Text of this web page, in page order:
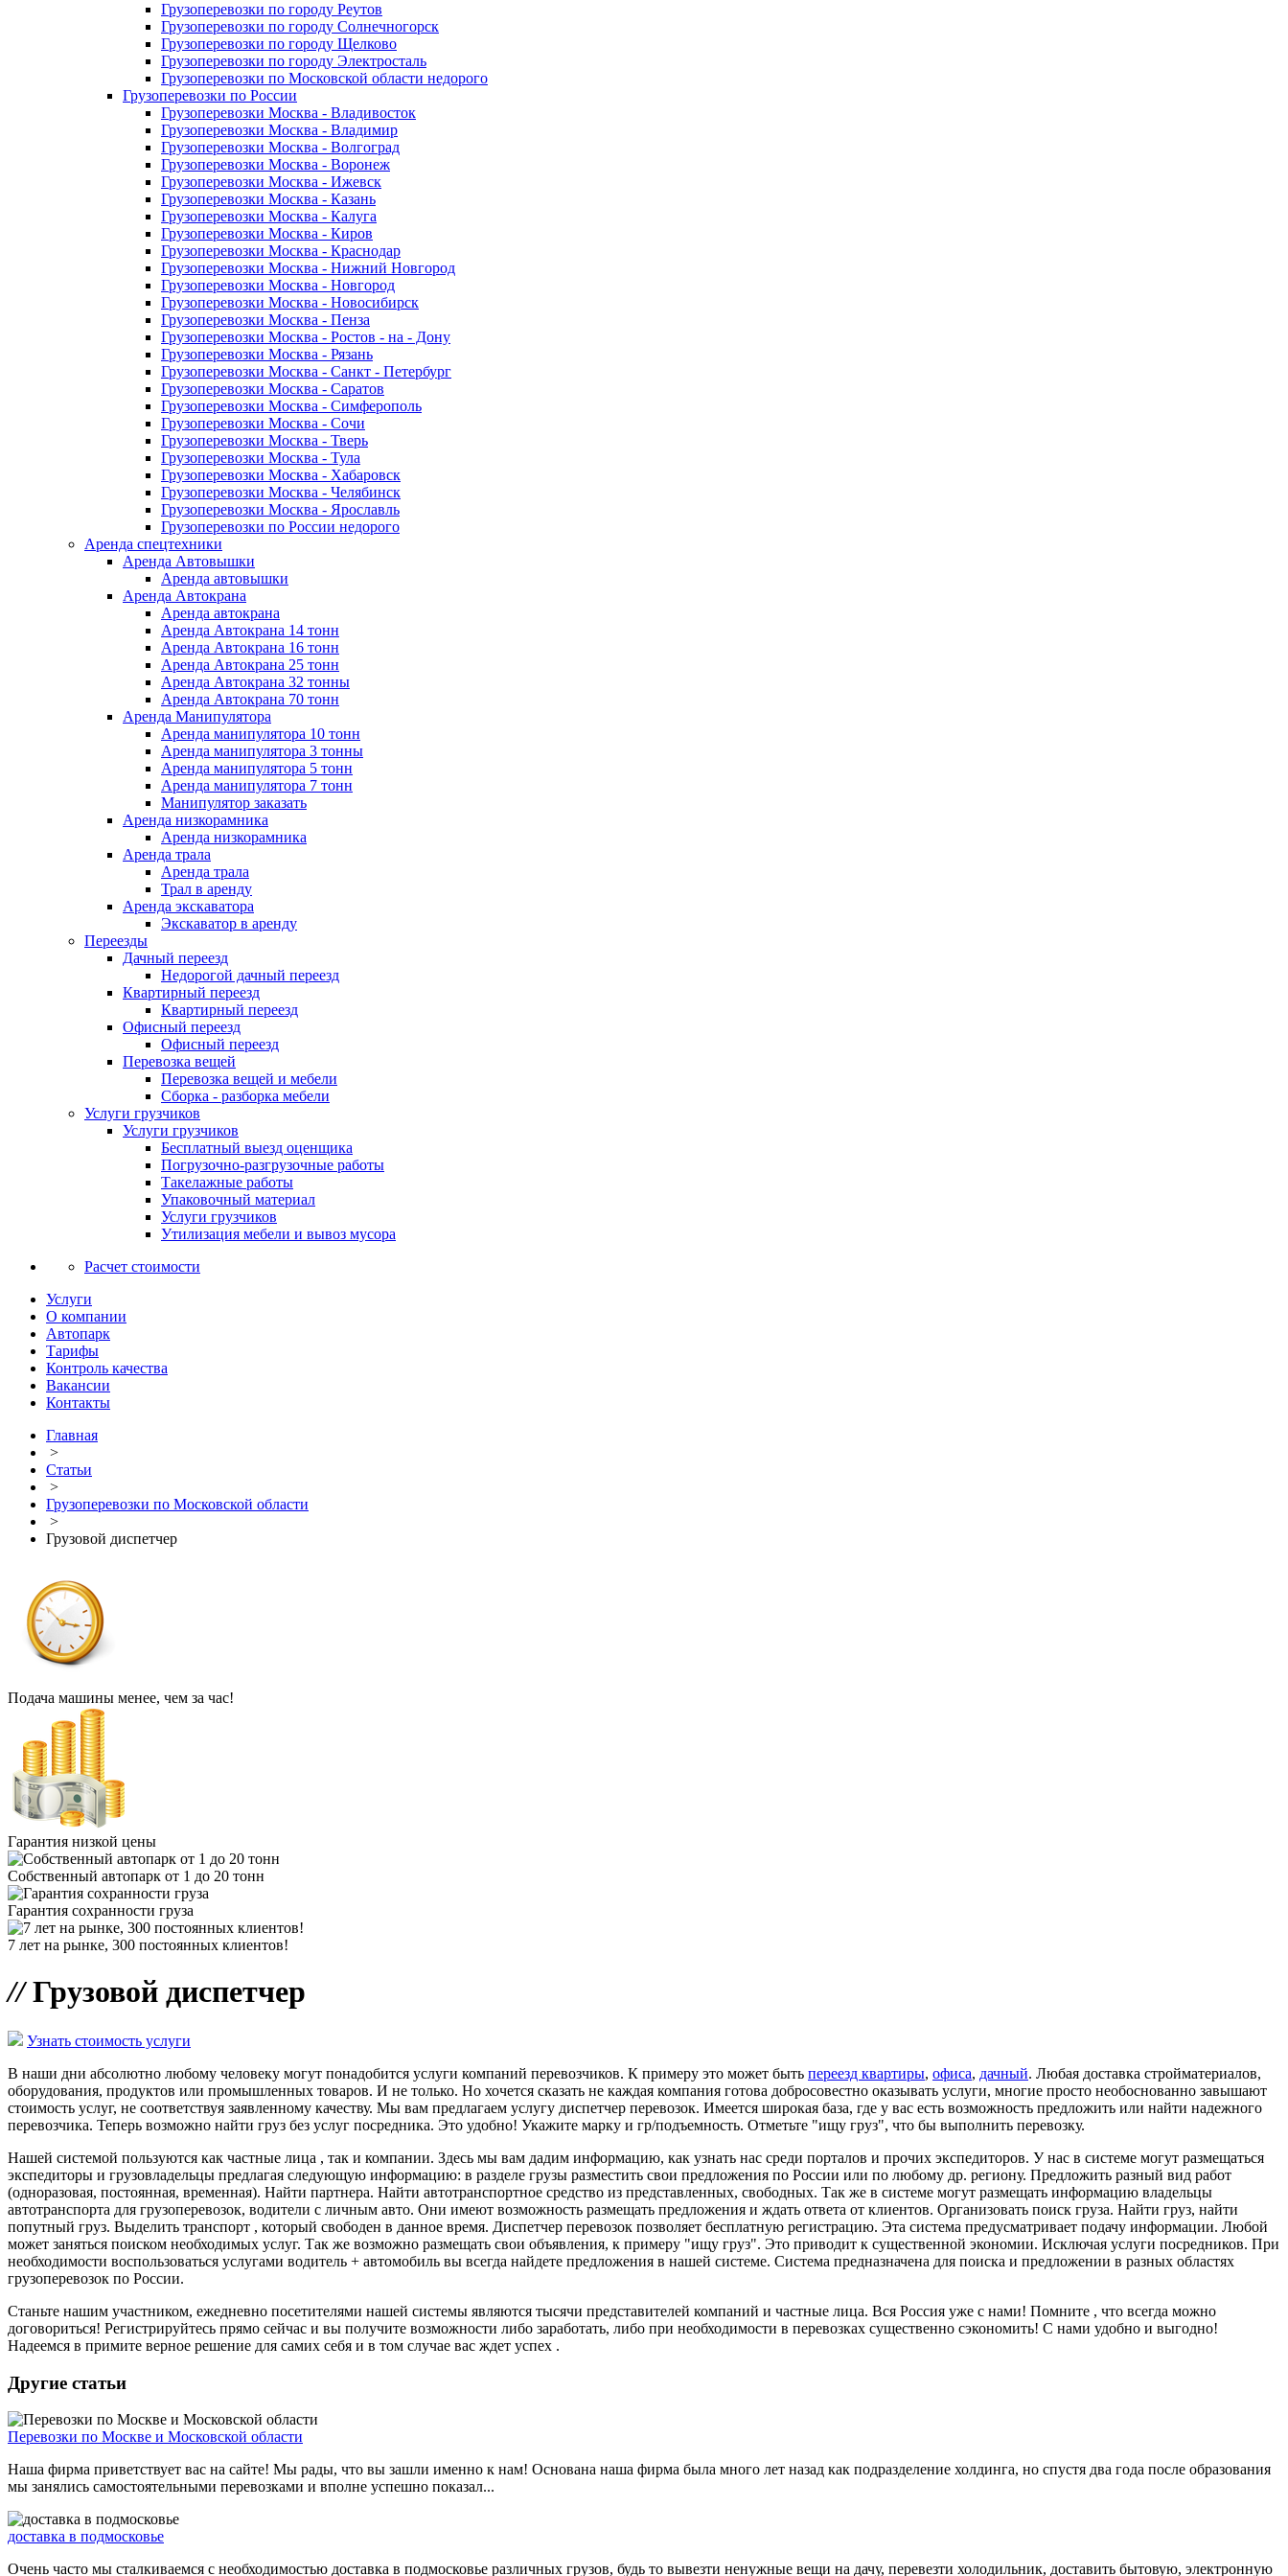
Грузоперевозки по городу Реутов
Грузоперевозки по городу Солнечногорск
Грузоперевозки по городу Щелково
Грузоперевозки по городу Электросталь
Грузоперевозки по Московской области недорого
Грузоперевозки по России
Грузоперевозки Москва - Владивосток
Грузоперевозки Москва - Владимир
Грузоперевозки Москва - Волгоград
Грузоперевозки Москва - Воронеж
Грузоперевозки Москва - Ижевск
Грузоперевозки Москва - Казань
Грузоперевозки Москва - Калуга
Грузоперевозки Москва - Киров
Грузоперевозки Москва - Краснодар
Грузоперевозки Москва - Нижний Новгород
Грузоперевозки Москва - Новгород
Грузоперевозки Москва - Новосибирск
Грузоперевозки Москва - Пенза
Грузоперевозки Москва - Ростов - на - Дону
Грузоперевозки Москва - Рязань
Грузоперевозки Москва - Санкт - Петербург
Грузоперевозки Москва - Саратов
Грузоперевозки Москва - Симферополь
Грузоперевозки Москва - Сочи
Грузоперевозки Москва - Тверь
Грузоперевозки Москва - Тула
Грузоперевозки Москва - Хабаровск
Грузоперевозки Москва - Челябинск
Грузоперевозки Москва - Ярославль
Грузоперевозки по России недорого
Аренда спецтехники
Аренда Автовышки
Аренда автовышки
Аренда Автокрана
Аренда автокрана
Аренда Автокрана 14 тонн
Аренда Автокрана 16 тонн
Аренда Автокрана 25 тонн
Аренда Автокрана 32 тонны
Аренда Автокрана 70 тонн
Аренда Манипулятора
Аренда манипулятора 10 тонн
Аренда манипулятора 3 тонны
Аренда манипулятора 5 тонн
Аренда манипулятора 7 тонн
Манипулятор заказать
Аренда низкорамника
Аренда низкорамника
Аренда трала
Аренда трала
Трал в аренду
Аренда экскаватора
Экскаватор в аренду
Переезды
Дачный переезд
Недорогой дачный переезд
Квартирный переезд
Квартирный переезд
Офисный переезд
Офисный переезд
Перевозка вещей
Перевозка вещей и мебели
Сборка - разборка мебели
Услуги грузчиков
Услуги грузчиков
Бесплатный выезд оценщика
Погрузочно-разгрузочные работы
Такелажные работы
Упаковочный материал
Услуги грузчиков
Утилизация мебели и вывоз мусора
Расчет стоимости
Услуги
О компании
Автопарк
Тарифы
Контроль качества
Вакансии
Контакты
Главная
>
Статьи
>
Грузоперевозки по Московской области
>
Грузовой диспетчер
Подача машины менее, чем за час!
Гарантия низкой цены
Собственный автопарк от 1 до 20 тонн
Гарантия сохранности груза
7 лет на рынке, 300 постоянных клиентов!
//Грузовой диспетчер
Узнать стоимость услуги
В наши дни абсолютно любому человеку могут понадобится услуги компаний перевозчиков. К примеру это может быть переезд квартиры, офиса, дачный. Любая доставка стройматериалов,
оборудования, продуктов или промышленных товаров. И не только. Но хочется сказать не каждая компания готова добросовестно оказывать услуги, многие просто необоснованно завышают
стоимость услуг, не соответствуя заявленному качеству. Мы вам предлагаем услугу диспетчер перевозок. Имеется широкая база, где у вас есть возможность предложить или найти надежного
перевозчика. Теперь возможно найти груз без услуг посредника. Это удобно! Укажите марку и гр/подъемность. Отметьте "ищу груз", что бы выполнить перевозку.
Нашей системой пользуются как частные лица , так и компании. Здесь мы вам дадим информацию, как узнать нас среди порталов и прочих экспедиторов. У нас в системе могут размещаться
экспедиторы и грузовладельцы предлагая следующую информацию: в разделе грузы разместить свои предложения по России или по любому др. региону. Предложить разный вид работ
(одноразовая, постоянная, временная). Найти партнера. Найти автотранспортное средство из представленных, свободных. Так же в системе могут размещать информацию владельцы
автотранспорта для грузоперевозок, водители с личным авто. Они имеют возможность размещать предложения и ждать ответа от клиентов. Организовать поиск груза. Найти груз, найти
попутный груз. Выделить транспорт , который свободен в данное время. Диспетчер перевозок позволяет бесплатную регистрацию. Эта система предусматривает подачу информации. Любой
может заняться поиском необходимых услуг. Так же возможно размещать свои объявления, к примеру "ищу груз". Это приводит к существенной экономии. Исключая услуги посредников. При
необходимости воспользоваться услугами водитель + автомобиль вы всегда найдете предложения в нашей системе. Система предназначена для поиска и предложении в разных областях
грузоперевозок по России.
Станьте нашим участником, ежедневно посетителями нашей системы являются тысячи представителей компаний и частные лица. Вся Россия уже с нами! Помните , что всегда можно
договориться! Регистрируйтесь прямо сейчас и вы получите возможности либо заработать, либо при необходимости в перевозках существенно сэкономить! С нами удобно и выгодно!
Надеемся в примите верное решение для самих себя и в том случае вас ждет успех .
Другие статьи
Перевозки по Москве и Московской области
Наша фирма приветствует вас на сайте! Мы рады, что вы зашли именно к нам! Основана наша фирма была много лет назад как подразделение холдинга, но спустя два года после образования
мы занялись самостоятельными перевозками и вполне успешно показал...
доставка в подмосковье
Очень часто мы сталкиваемся с необходимостью доставка в подмосковье различных грузов, будь то вывезти ненужные вещи на дачу, перевезти холодильник, доставить бытовую, электронную